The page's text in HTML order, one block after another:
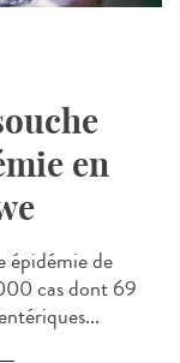
en
épidémie de
cas dont 69